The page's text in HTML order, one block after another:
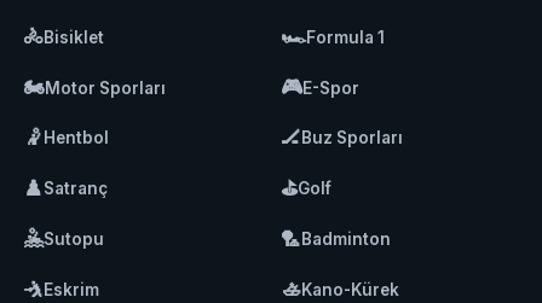
🚴Bisiklet 🏎️Formula 1
🏍️Motor Sporları 🎮E-Spor
🤾 Hentbol 🏒Buz Sporları
♟️Satranç ⛳Golf
🤽Sutopu 🏸Badminton
🤺Eskrim 🚣Kano-Kürek